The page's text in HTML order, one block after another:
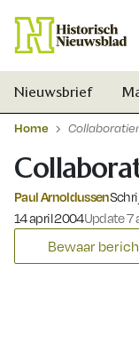
Nieuwsbrief
Home
Paul Arnoldussen
Gepubliceerd op:
14 april 2004Update 7
Bewaar